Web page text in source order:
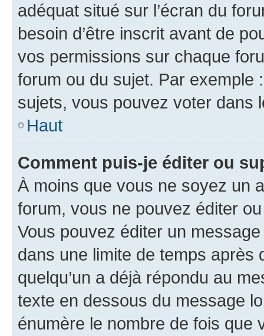
adéquat situé sur l’écran du
besoin d’être inscrit avant de
vos permissions sur chaque
forum ou du sujet. Par exemple
sujets, vous pouvez voter dans
Haut
Comment puis-je éditer ou
À moins que vous ne soyez un
forum, vous ne pouvez éditer
Vous pouvez éditer un
dans une limite de temps après
quelqu’un a déjà répondu au
texte en dessous du message
énumère le nombre de fois que